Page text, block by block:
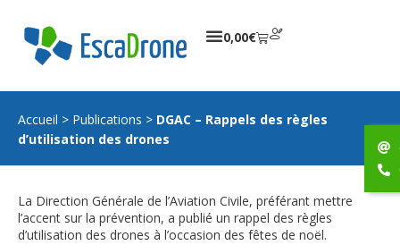
0,00€
Accueil > Publications > DGAC – Rappels des règles
d’utilisation des drones
La Direction Générale de l’Aviation Civile, préférant mettre
l’accent sur la prévention, a publié un rappel des règles
d’utilisation des drones à l’occasion des fêtes de noël.